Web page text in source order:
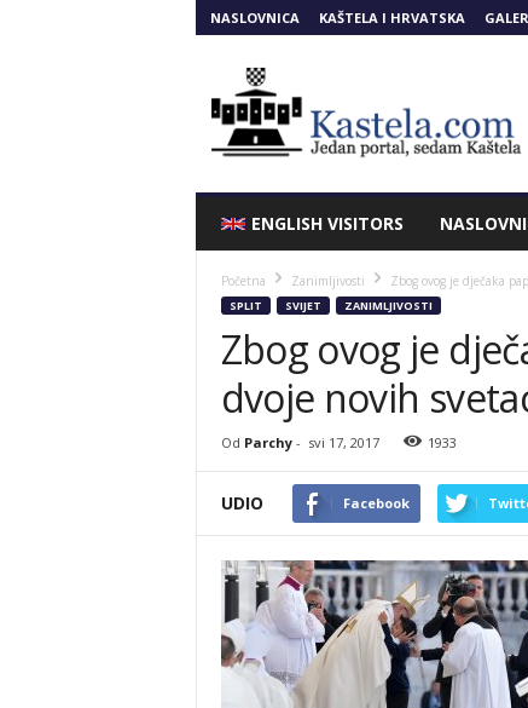
NASLOVNICA KAŠTELA I HRVATSKA
ENGLISH VISITORS
Početna Zanimljivosti Zbog ovog je dječaka
SPLIT SVIJET ZANIMLJIVOSTI
Zbog ovog je
dvoje novih
Od Parchy- svi 17, 2017 1933
UDIO Facebook